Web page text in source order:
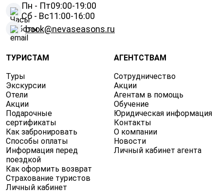
Пн - Пт09:00-19:00
Сб - Вс11:00-16:00
book@nevaseasons.ru
ТУРИСТАМ
Туры
Экскурсии
Отели
Акции
Подарочные
сертификаты
Как забронировать
Способы оплаты
Информация перед
поездкой
Как оформить возврат
Страхование туристов
Личный кабинет
АГЕНТСТВАМ
Сотрудничество
Акции
Агентам в помощь
Обучение
Юридическая информация
Контакты
О компании
Новости
Личный кабинет агента